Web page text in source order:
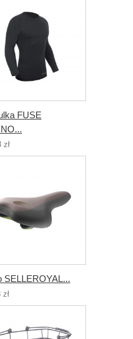
FUSE
zł
SELLEROYAL...
zł